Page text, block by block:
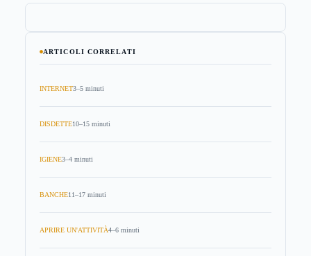
ARTICOLI CORRELATI
INTERNET3–5 minuti
DISDETTE10–15 minuti
IGIENE3–4 minuti
BANCHE11–17 minuti
APRIRE UN'ATTIVITÀ4–6 minuti